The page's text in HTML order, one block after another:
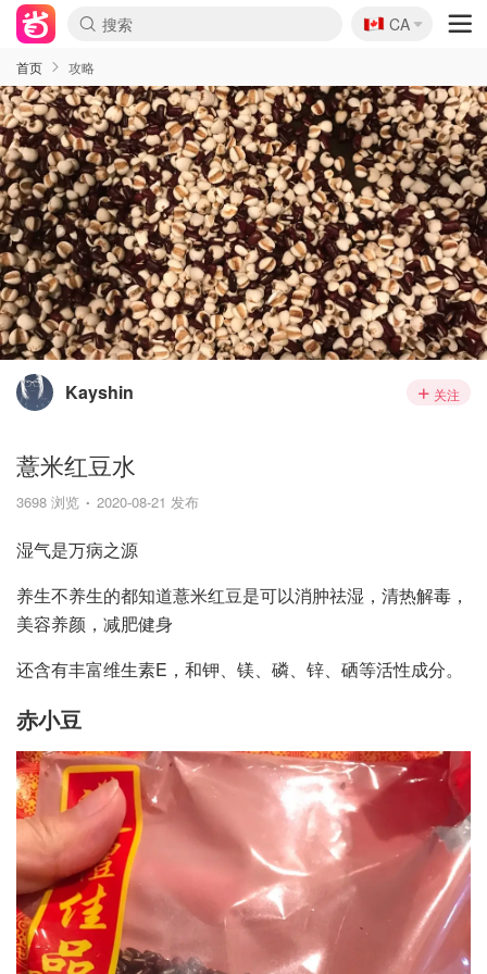
🇨🇦
CA
首页 攻略
Kayshin 关注
薏米红豆水
3698 浏览 2020-08-21 发布
湿气是万病之源
养生不养生的都知道薏米红豆是可以消肿祛湿，清热解毒，
美容养颜，减肥健身
还含有丰富维生素E，和钾、镁、磷、锌、硒等活性成分。
赤小豆